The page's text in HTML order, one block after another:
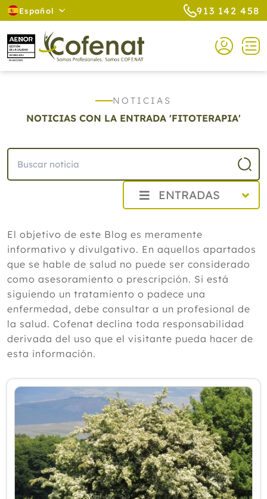
Español 913 142 458
NOTICIAS
NOTICIAS CON LA ENTRADA 'FITOTERAPIA'
ENTRADAS
Agosto
La eficacia de la acupuntura para el
dolor crónico asociado a la depresión
Cistitis en verano: cinco remedios
naturales para aliviar los síntomas,
según un experto
Julio
Junio
Mayo
Abril
Febrero
Enero
2025
2024
2023
2022
El objetivo de este Blog es meramente
informativo y divulgativo. En aquellos apartados
que se hable de salud no puede ser considerado
como asesoramiento o prescripción. Si está
siguiendo un tratamiento o padece una
enfermedad, debe consultar a un profesional de
la salud. Cofenat declina toda responsabilidad
derivada del uso que el visitante pueda hacer de
esta información.